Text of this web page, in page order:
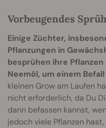
Vorbeugendes
Einige Züchter,
Pflanzungen in
besprühen ihre
Neemöl, um einem
kleinen Grow am Laufen
nicht erforderlich, da Du
dann befassen kannst,
jedoch viele Pflanzen